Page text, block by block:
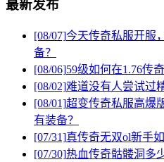
最新发布
[08/07]今天传奇私服开服
备？
[08/06]59级如何在1.76传
[08/02]难道没有人尝试过
[08/01]超变传奇私服高爆
有装备？
[07/31]真传奇无双ol新手
[07/30]热血传奇骷髅洞多